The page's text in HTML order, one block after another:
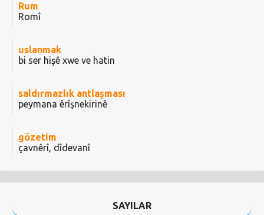
Rum
Romî
uslanmak
bi ser hişê xwe ve hatin
saldırmazlık antlaşması
peymana êrîşnekirinê
gözetim
çavnêrî, dîdevanî
SAYILAR